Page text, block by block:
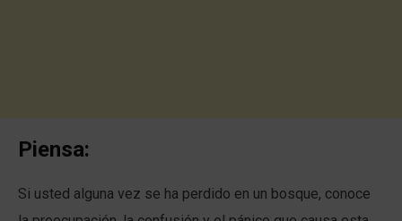
Piensa:
Si usted alguna vez se ha perdido en un bosque, conoce